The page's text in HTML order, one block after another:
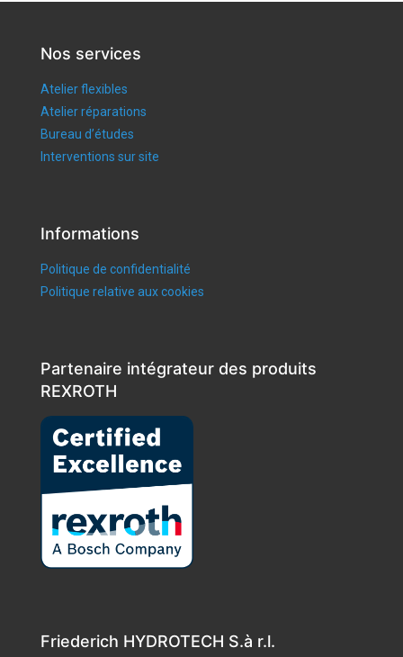
Nos services
Atelier flexibles
Atelier réparations
Bureau d’études
Interventions sur site
Informations
Politique de confidentialité
Politique relative aux cookies
Partenaire intégrateur des produits
REXROTH
Friederich HYDROTECH S.à r.l.